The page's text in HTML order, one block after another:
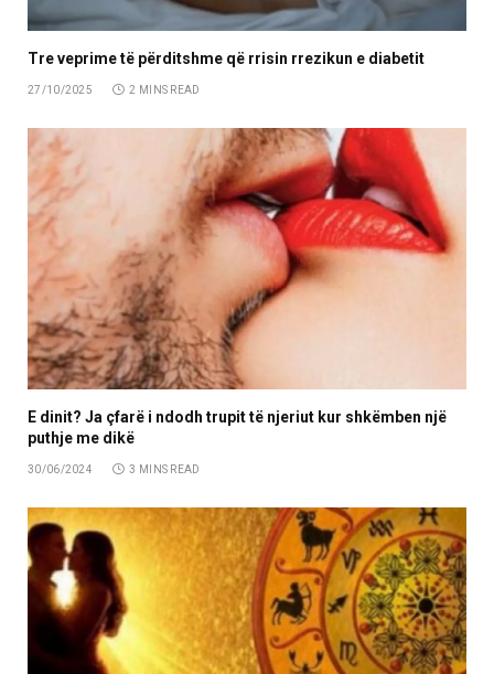
Tre veprime të përditshme që rrisin rrezikun e diabetit
27/10/2025 2 MINS READ
E dinit? Ja çfarë i ndodh trupit të njeriut kur shkëmben një
puthje me dikë
30/06/2024 3 MINS READ